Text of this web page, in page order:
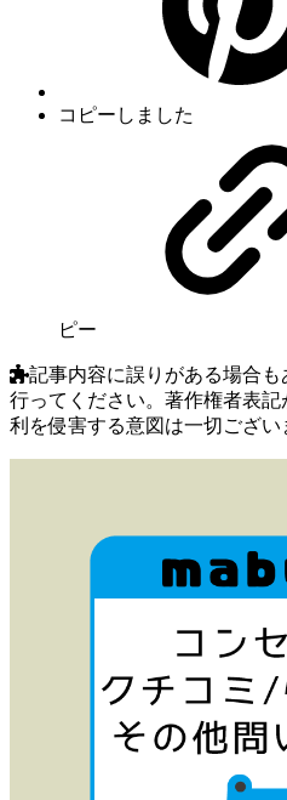
コピーしました
ピー
記事内容に誤りがある場合
行ってください。著作権者表
利を侵害する意図は一切ござい